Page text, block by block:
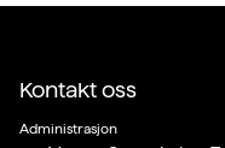
Kontakt oss
Administrasjon